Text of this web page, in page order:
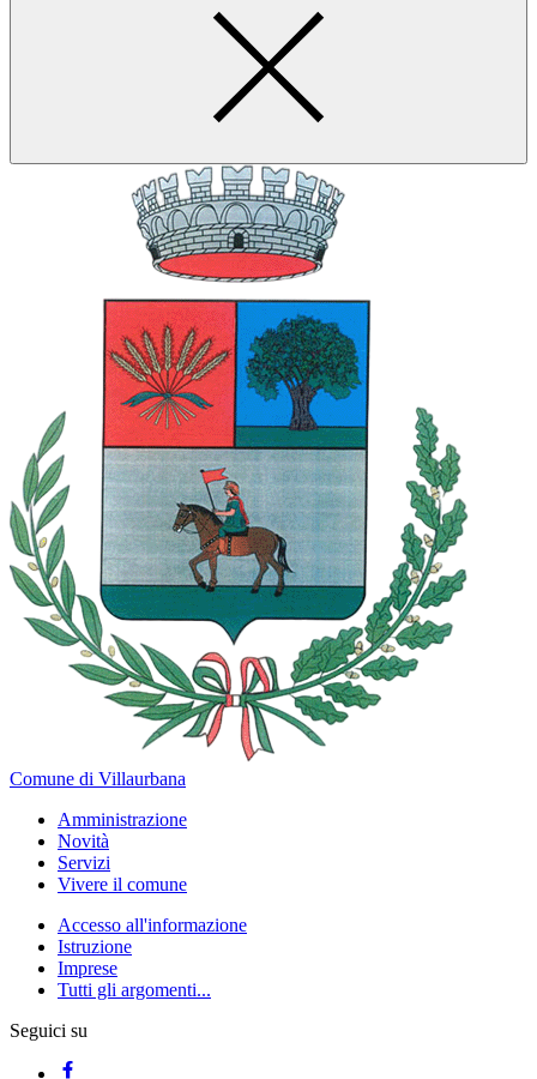
Comune di Villaurbana
Amministrazione
Novità
Servizi
Vivere il comune
Accesso all'informazione
Istruzione
Imprese
Tutti gli argomenti...
Seguici su